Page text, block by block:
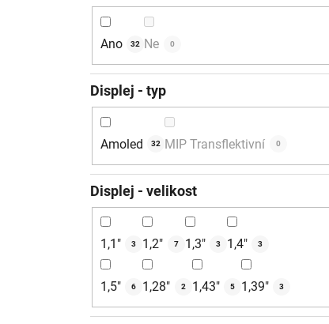
Ano 32 Ne 0
Displej - typ
Amoled 32 MIP Transflektivní 0
Displej - velikost
1,1" 3 1,2" 7 1,3" 3 1,4" 3
1,5" 6 1,28" 2 1,43" 5 1,39" 3